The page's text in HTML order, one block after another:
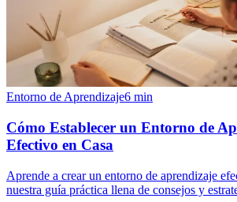
Entorno de Aprendizaje6 min
Cómo Establecer un Entorno de
Efectivo en Casa
Aprende a crear un entorno de aprendizaje
nuestra guía práctica llena de consejos y